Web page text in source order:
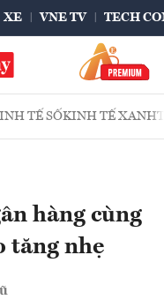
XE VNE TV TECH
TẾ SỐKINH TẾ XANH
hàng cùng
tăng nhẹ